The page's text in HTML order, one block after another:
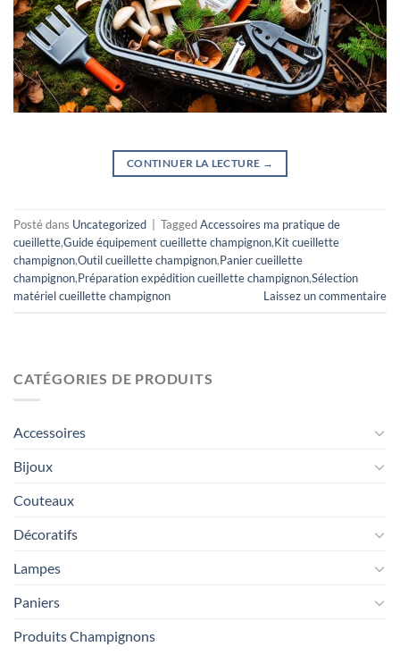
CONTINUER LA LECTURE →
Posté dans Uncategorized TaggedAccessoires ma pratique de
cueillette,Guide équipement cueillette champignon,Kit cueillette
champignon,Outil cueillette champignon,Panier cueillette
champignon,Préparation expédition cueillette champignon,Sélection
matériel cueillette champignon
Laissez un commentaire
CATÉGORIES DE PRODUITS
Accessoires
Bijoux
Couteaux
Décoratifs
Lampes
Paniers
Produits Champignons